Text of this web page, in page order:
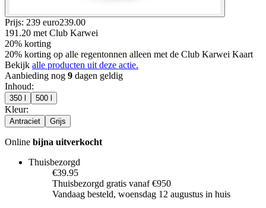
Prijs: 239 euro239.00
191.20 met Club Karwei
20% korting
20% korting op alle regentonnen alleen met de Club Karwei Kaart
Bekijk alle producten uit deze actie.
Aanbieding nog 9 dagen geldig
Inhoud:
350 l 500 l
Kleur:
Antraciet Grijs
Online bijna uitverkocht
Thuisbezorgd
€39.95
Thuisbezorgd gratis vanaf €950
Vandaag besteld, woensdag 12 augustus in huis